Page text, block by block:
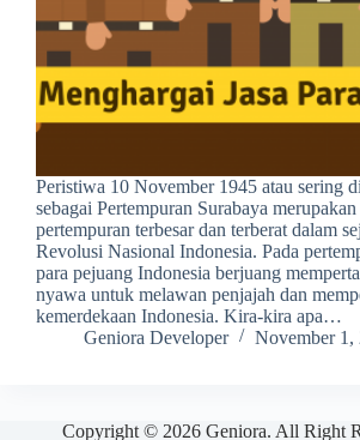
Peristiwa 10 November 1945 atau sering
sebagai Pertempuran Surabaya merupakan
pertempuran terbesar dan terberat dalam
Revolusi Nasional Indonesia. Pada
para pejuang Indonesia berjuang
nyawa untuk melawan penjajah dan
kemerdekaan Indonesia. Kira-kira apa…
Geniora Developer
November 1,
Copyright © 2026 Geniora. All Right